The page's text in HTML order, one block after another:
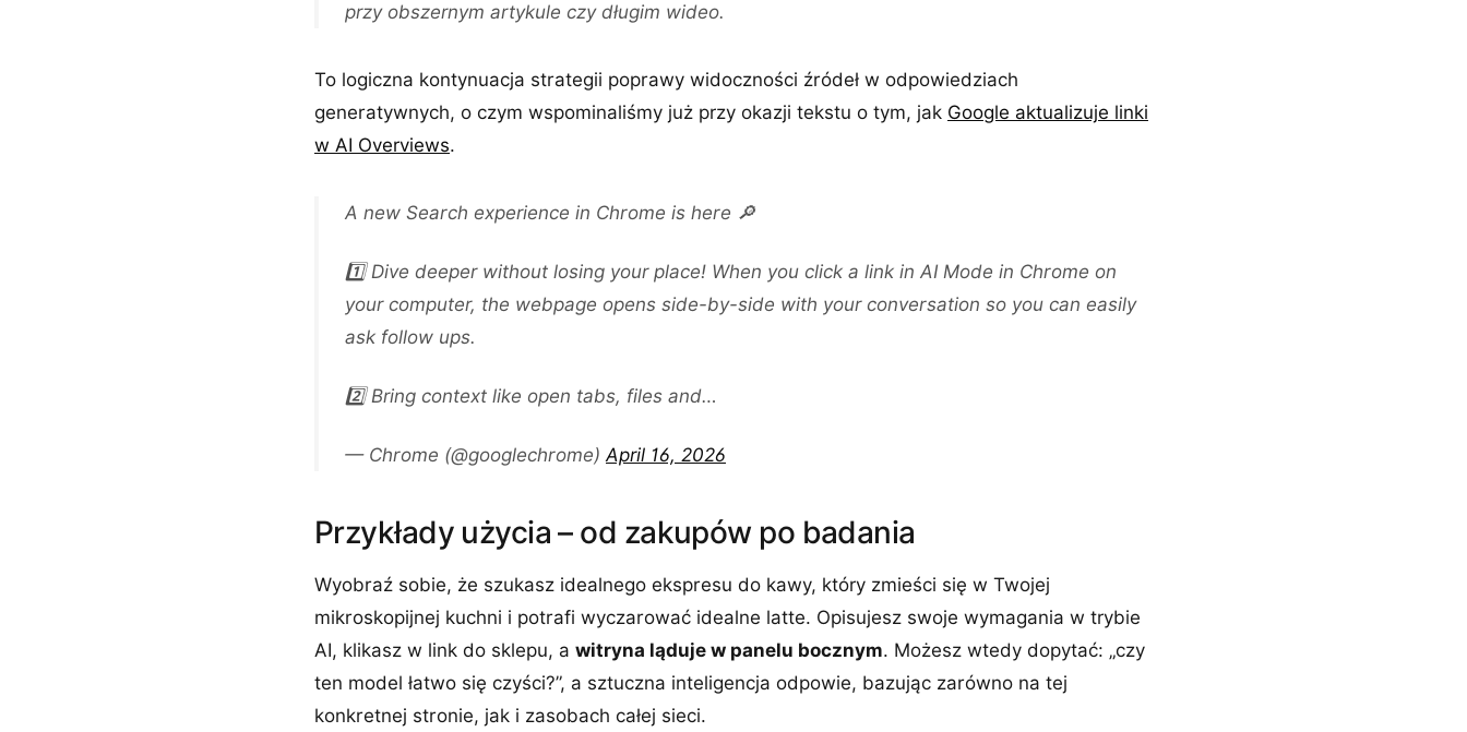
przy obszernym artykule czy długim wideo.
To logiczna kontynuacja strategii poprawy widoczności źródeł w odpowiedziach
generatywnych, o czym wspominaliśmy już przy okazji tekstu o tym, jak Google aktualizuje linki
w AI Overviews.
A new Search experience in Chrome is here 🔎
1️⃣ Dive deeper without losing your place! When you click a link in AI Mode in Chrome on
your computer, the webpage opens side-by-side with your conversation so you can easily
ask follow ups.
2️⃣ Bring context like open tabs, files and…
— Chrome (@googlechrome)April 16, 2026
Przykłady użycia – od zakupów po badania
Wyobraź sobie, że szukasz idealnego ekspresu do kawy, który zmieści się w Twojej
mikroskopijnej kuchni i potrafi wyczarować idealne latte. Opisujesz swoje wymagania w trybie
AI, klikasz w link do sklepu, a witryna ląduje w panelu bocznym. Możesz wtedy dopytać: „czy
ten model łatwo się czyści?”, a sztuczna inteligencja odpowie, bazując zarówno na tej
konkretnej stronie, jak i zasobach całej sieci.